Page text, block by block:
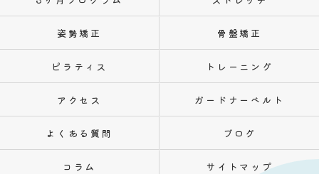
姿勢矯正 骨盤矯正
ピラティス トレーニング
アクセス ガードナーベルト
よくある質問 ブログ
コラム サイトマップ